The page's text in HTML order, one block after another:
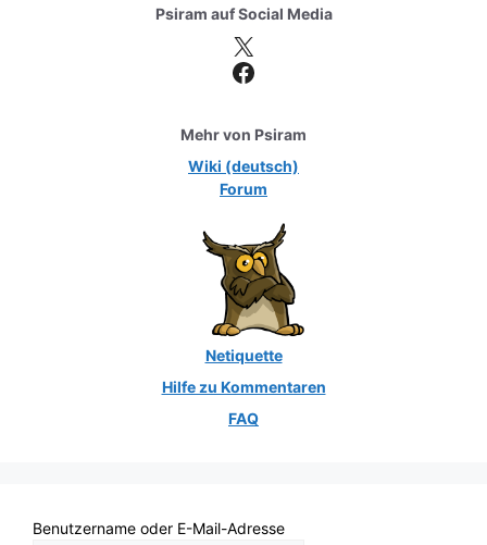
Psiram aufSocial Media
X
Facebook
Mehr von Psiram
Wiki (deutsch)
Forum
Netiquette
Hilfe zu Kommentaren
FAQ
Benutzername oder E-Mail-Adresse